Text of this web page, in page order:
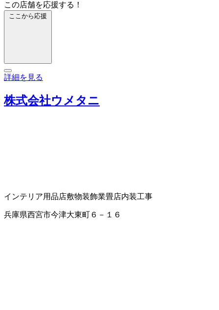
この店舗を応援する！
ここから応援
詳細を見る
株式会社ウメタニ
インテリア用品店敷物装飾業畳店内装工事
兵庫県西宮市今津大東町６－１６